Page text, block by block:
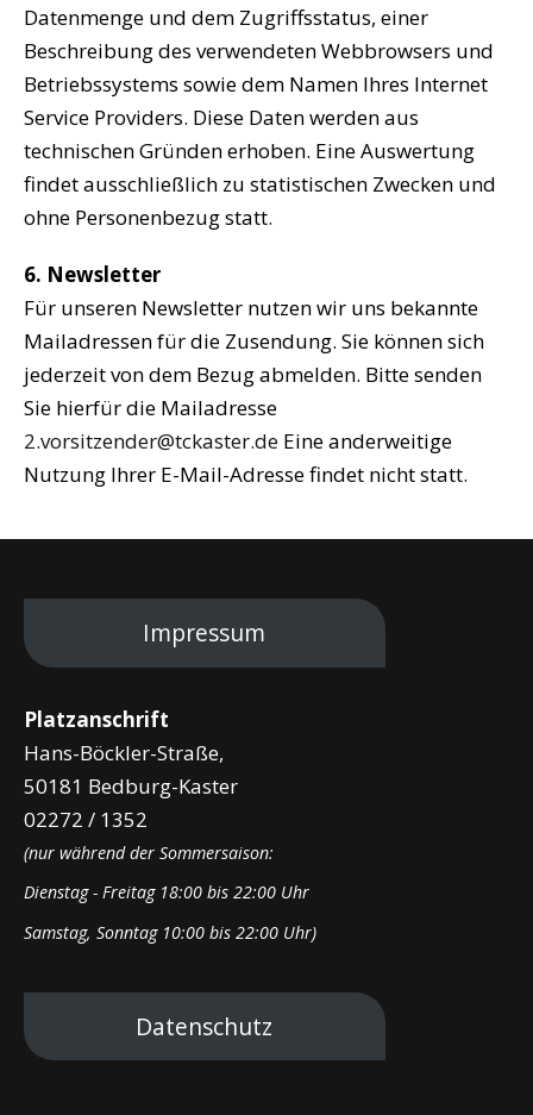
Datenmenge und dem Zugriffsstatus, einer
Beschreibung des verwendeten Webbrowsers und
Betriebssystems sowie dem Namen Ihres Internet
Service Providers. Diese Daten werden aus
technischen Gründen erhoben. Eine Auswertung
findet ausschließlich zu statistischen Zwecken und
ohne Personenbezug statt.
6. Newsletter
Für unseren Newsletter nutzen wir uns bekannte
Mailadressen für die Zusendung. Sie können sich
jederzeit von dem Bezug abmelden. Bitte senden
Sie hierfür die Mailadresse
2.vorsitzender@tckaster.de Eine anderweitige
Nutzung Ihrer E-Mail-Adresse findet nicht statt.
Impressum
Platzanschrift
Hans-Böckler-Straße,
50181 Bedburg-Kaster
02272 / 1352
(nur während der Sommersaison:
Dienstag - Freitag 18:00 bis 22:00 Uhr
Samstag, Sonntag 10:00 bis 22:00 Uhr)
Datenschutz